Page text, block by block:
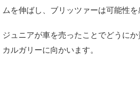
ムを伸ばし、ブリッツァーは可能性を
ジュニアが車を売ったことでどうに
カルガリーに向かいます。